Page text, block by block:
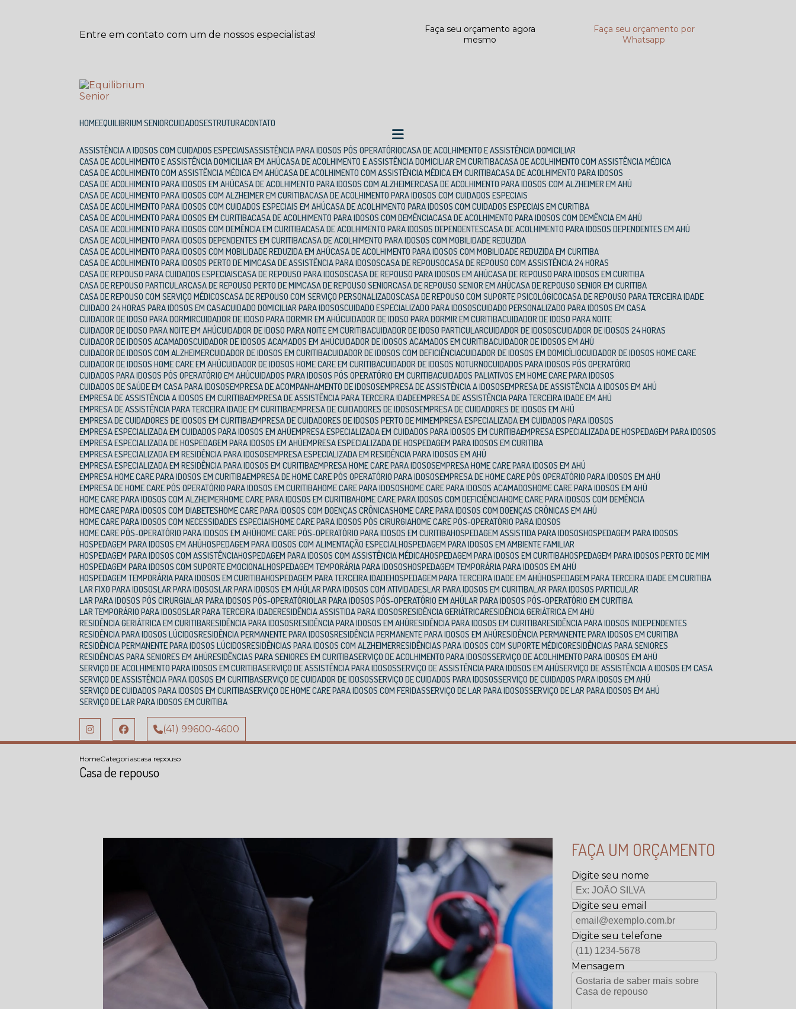
Entre em contato com um de nossos especialistas!
Faça seu orçamento agora
mesmo
Faça seu orçamento por
Whatsapp
HOME EQUILIBRIUM SENIOR CUIDADOS ESTRUTURA CONTATO
ASSISTÊNCIA A IDOSOS COM CUIDADOS ESPECIAIS ASSISTÊNCIA PARA IDOSOS PÓS OPERATÓRIO CASA DE ACOLHIMENTO E ASSISTÊNCIA DOMICILIAR
CASA DE ACOLHIMENTO E ASSISTÊNCIA DOMICILIAR EM AHÚ CASA DE ACOLHIMENTO E ASSISTÊNCIA DOMICILIAR EM CURITIBA CASA DE ACOLHIMENTO COM ASSISTÊNCIA MÉDICA
CASA DE ACOLHIMENTO COM ASSISTÊNCIA MÉDICA EM AHÚ CASA DE ACOLHIMENTO COM ASSISTÊNCIA MÉDICA EM CURITIBA CASA DE ACOLHIMENTO PARA IDOSOS
CASA DE ACOLHIMENTO PARA IDOSOS EM AHÚ CASA DE ACOLHIMENTO PARA IDOSOS COM ALZHEIMER CASA DE ACOLHIMENTO PARA IDOSOS COM ALZHEIMER EM AHÚ
CASA DE ACOLHIMENTO PARA IDOSOS COM ALZHEIMER EM CURITIBA CASA DE ACOLHIMENTO PARA IDOSOS COM CUIDADOS ESPECIAIS
CASA DE ACOLHIMENTO PARA IDOSOS COM CUIDADOS ESPECIAIS EM AHÚ CASA DE ACOLHIMENTO PARA IDOSOS COM CUIDADOS ESPECIAIS EM CURITIBA
CASA DE ACOLHIMENTO PARA IDOSOS EM CURITIBA CASA DE ACOLHIMENTO PARA IDOSOS COM DEMÊNCIA CASA DE ACOLHIMENTO PARA IDOSOS COM DEMÊNCIA EM AHÚ
CASA DE ACOLHIMENTO PARA IDOSOS COM DEMÊNCIA EM CURITIBA CASA DE ACOLHIMENTO PARA IDOSOS DEPENDENTES CASA DE ACOLHIMENTO PARA IDOSOS DEPENDENTES EM AHÚ
CASA DE ACOLHIMENTO PARA IDOSOS DEPENDENTES EM CURITIBA CASA DE ACOLHIMENTO PARA IDOSOS COM MOBILIDADE REDUZIDA
CASA DE ACOLHIMENTO PARA IDOSOS COM MOBILIDADE REDUZIDA EM AHÚ CASA DE ACOLHIMENTO PARA IDOSOS COM MOBILIDADE REDUZIDA EM CURITIBA
CASA DE ACOLHIMENTO PARA IDOSOS PERTO DE MIM CASA DE ASSISTÊNCIA PARA IDOSOS CASA DE REPOUSO CASA DE REPOUSO COM ASSISTÊNCIA 24 HORAS
CASA DE REPOUSO PARA CUIDADOS ESPECIAIS CASA DE REPOUSO PARA IDOSOS CASA DE REPOUSO PARA IDOSOS EM AHÚ CASA DE REPOUSO PARA IDOSOS EM CURITIBA
CASA DE REPOUSO PARTICULAR CASA DE REPOUSO PERTO DE MIM CASA DE REPOUSO SENIOR CASA DE REPOUSO SENIOR EM AHÚ CASA DE REPOUSO SENIOR EM CURITIBA
CASA DE REPOUSO COM SERVIÇO MÉDICOS CASA DE REPOUSO COM SERVIÇO PERSONALIZADOS CASA DE REPOUSO COM SUPORTE PSICOLÓGICO CASA DE REPOUSO PARA TERCEIRA IDADE
CUIDADO 24 HORAS PARA IDOSOS EM CASA CUIDADO DOMICILIAR PARA IDOSOS CUIDADO ESPECIALIZADO PARA IDOSOS CUIDADO PERSONALIZADO PARA IDOSOS EM CASA
CUIDADOR DE IDOSO PARA DORMIR CUIDADOR DE IDOSO PARA DORMIR EM AHÚ CUIDADOR DE IDOSO PARA DORMIR EM CURITIBA CUIDADOR DE IDOSO PARA NOITE
CUIDADOR DE IDOSO PARA NOITE EM AHÚ CUIDADOR DE IDOSO PARA NOITE EM CURITIBA CUIDADOR DE IDOSO PARTICULAR CUIDADOR DE IDOSOS CUIDADOR DE IDOSOS 24 HORAS
CUIDADOR DE IDOSOS ACAMADOS CUIDADOR DE IDOSOS ACAMADOS EM AHÚ CUIDADOR DE IDOSOS ACAMADOS EM CURITIBA CUIDADOR DE IDOSOS EM AHÚ
CUIDADOR DE IDOSOS COM ALZHEIMER CUIDADOR DE IDOSOS EM CURITIBA CUIDADOR DE IDOSOS COM DEFICIÊNCIA CUIDADOR DE IDOSOS EM DOMICÍLIO CUIDADOR DE IDOSOS HOME CARE
CUIDADOR DE IDOSOS HOME CARE EM AHÚ CUIDADOR DE IDOSOS HOME CARE EM CURITIBA CUIDADOR DE IDOSOS NOTURNO CUIDADOS PARA IDOSOS PÓS OPERATÓRIO
CUIDADOS PARA IDOSOS PÓS OPERATÓRIO EM AHÚ CUIDADOS PARA IDOSOS PÓS OPERATÓRIO EM CURITIBA CUIDADOS PALIATIVOS EM HOME CARE PARA IDOSOS
CUIDADOS DE SAÚDE EM CASA PARA IDOSOS EMPRESA DE ACOMPANHAMENTO DE IDOSOS EMPRESA DE ASSISTÊNCIA A IDOSOS EMPRESA DE ASSISTÊNCIA A IDOSOS EM AHÚ
EMPRESA DE ASSISTÊNCIA A IDOSOS EM CURITIBA EMPRESA DE ASSISTÊNCIA PARA TERCEIRA IDADE EMPRESA DE ASSISTÊNCIA PARA TERCEIRA IDADE EM AHÚ
EMPRESA DE ASSISTÊNCIA PARA TERCEIRA IDADE EM CURITIBA EMPRESA DE CUIDADORES DE IDOSOS EMPRESA DE CUIDADORES DE IDOSOS EM AHÚ
EMPRESA DE CUIDADORES DE IDOSOS EM CURITIBA EMPRESA DE CUIDADORES DE IDOSOS PERTO DE MIM EMPRESA ESPECIALIZADA EM CUIDADOS PARA IDOSOS
EMPRESA ESPECIALIZADA EM CUIDADOS PARA IDOSOS EM AHÚ EMPRESA ESPECIALIZADA EM CUIDADOS PARA IDOSOS EM CURITIBA EMPRESA ESPECIALIZADA DE HOSPEDAGEM PARA IDOSOS
EMPRESA ESPECIALIZADA DE HOSPEDAGEM PARA IDOSOS EM AHÚ EMPRESA ESPECIALIZADA DE HOSPEDAGEM PARA IDOSOS EM CURITIBA
EMPRESA ESPECIALIZADA EM RESIDÊNCIA PARA IDOSOS EMPRESA ESPECIALIZADA EM RESIDÊNCIA PARA IDOSOS EM AHÚ
EMPRESA ESPECIALIZADA EM RESIDÊNCIA PARA IDOSOS EM CURITIBA EMPRESA HOME CARE PARA IDOSOS EMPRESA HOME CARE PARA IDOSOS EM AHÚ
EMPRESA HOME CARE PARA IDOSOS EM CURITIBA EMPRESA DE HOME CARE PÓS OPERATÓRIO PARA IDOSOS EMPRESA DE HOME CARE PÓS OPERATÓRIO PARA IDOSOS EM AHÚ
EMPRESA DE HOME CARE PÓS OPERATÓRIO PARA IDOSOS EM CURITIBA HOME CARE PARA IDOSOS HOME CARE PARA IDOSOS ACAMADOS HOME CARE PARA IDOSOS EM AHÚ
HOME CARE PARA IDOSOS COM ALZHEIMER HOME CARE PARA IDOSOS EM CURITIBA HOME CARE PARA IDOSOS COM DEFICIÊNCIA HOME CARE PARA IDOSOS COM DEMÊNCIA
HOME CARE PARA IDOSOS COM DIABETES HOME CARE PARA IDOSOS COM DOENÇAS CRÔNICAS HOME CARE PARA IDOSOS COM DOENÇAS CRÔNICAS EM AHÚ
HOME CARE PARA IDOSOS COM NECESSIDADES ESPECIAIS HOME CARE PARA IDOSOS PÓS CIRURGIA HOME CARE PÓS-OPERATÓRIO PARA IDOSOS
HOME CARE PÓS-OPERATÓRIO PARA IDOSOS EM AHÚ HOME CARE PÓS-OPERATÓRIO PARA IDOSOS EM CURITIBA HOSPEDAGEM ASSISTIDA PARA IDOSOS HOSPEDAGEM PARA IDOSOS
HOSPEDAGEM PARA IDOSOS EM AHÚ HOSPEDAGEM PARA IDOSOS COM ALIMENTAÇÃO ESPECIAL HOSPEDAGEM PARA IDOSOS EM AMBIENTE FAMILIAR
HOSPEDAGEM PARA IDOSOS COM ASSISTÊNCIA HOSPEDAGEM PARA IDOSOS COM ASSISTÊNCIA MÉDICA HOSPEDAGEM PARA IDOSOS EM CURITIBA HOSPEDAGEM PARA IDOSOS PERTO DE MIM
HOSPEDAGEM PARA IDOSOS COM SUPORTE EMOCIONAL HOSPEDAGEM TEMPORÁRIA PARA IDOSOS HOSPEDAGEM TEMPORÁRIA PARA IDOSOS EM AHÚ
HOSPEDAGEM TEMPORÁRIA PARA IDOSOS EM CURITIBA HOSPEDAGEM PARA TERCEIRA IDADE HOSPEDAGEM PARA TERCEIRA IDADE EM AHÚ HOSPEDAGEM PARA TERCEIRA IDADE EM CURITIBA
LAR FIXO PARA IDOSOS LAR PARA IDOSOS LAR PARA IDOSOS EM AHÚ LAR PARA IDOSOS COM ATIVIDADES LAR PARA IDOSOS EM CURITIBA LAR PARA IDOSOS PARTICULAR
LAR PARA IDOSOS PÓS CIRURGIA LAR PARA IDOSOS PÓS-OPERATÓRIO LAR PARA IDOSOS PÓS-OPERATÓRIO EM AHÚ LAR PARA IDOSOS PÓS-OPERATÓRIO EM CURITIBA
LAR TEMPORÁRIO PARA IDOSOS LAR PARA TERCEIRA IDADE RESIDÊNCIA ASSISTIDA PARA IDOSOS RESIDÊNCIA GERIÁTRICA RESIDÊNCIA GERIÁTRICA EM AHÚ
RESIDÊNCIA GERIÁTRICA EM CURITIBA RESIDÊNCIA PARA IDOSOS RESIDÊNCIA PARA IDOSOS EM AHÚ RESIDÊNCIA PARA IDOSOS EM CURITIBA RESIDÊNCIA PARA IDOSOS INDEPENDENTES
RESIDÊNCIA PARA IDOSOS LÚCIDOS RESIDÊNCIA PERMANENTE PARA IDOSOS RESIDÊNCIA PERMANENTE PARA IDOSOS EM AHÚ RESIDÊNCIA PERMANENTE PARA IDOSOS EM CURITIBA
RESIDÊNCIA PERMANENTE PARA IDOSOS LÚCIDOS RESIDÊNCIAS PARA IDOSOS COM ALZHEIMER RESIDÊNCIAS PARA IDOSOS COM SUPORTE MÉDICO RESIDÊNCIAS PARA SENIORES
RESIDÊNCIAS PARA SENIORES EM AHÚ RESIDÊNCIAS PARA SENIORES EM CURITIBA SERVIÇO DE ACOLHIMENTO PARA IDOSOS SERVIÇO DE ACOLHIMENTO PARA IDOSOS EM AHÚ
SERVIÇO DE ACOLHIMENTO PARA IDOSOS EM CURITIBA SERVIÇO DE ASSISTÊNCIA PARA IDOSOS SERVIÇO DE ASSISTÊNCIA PARA IDOSOS EM AHÚ SERVIÇO DE ASSISTÊNCIA A IDOSOS EM CASA
SERVIÇO DE ASSISTÊNCIA PARA IDOSOS EM CURITIBA SERVIÇO DE CUIDADOR DE IDOSOS SERVIÇO DE CUIDADOS PARA IDOSOS SERVIÇO DE CUIDADOS PARA IDOSOS EM AHÚ
SERVIÇO DE CUIDADOS PARA IDOSOS EM CURITIBA SERVIÇO DE HOME CARE PARA IDOSOS COM FERIDAS SERVIÇO DE LAR PARA IDOSOS SERVIÇO DE LAR PARA IDOSOS EM AHÚ
SERVIÇO DE LAR PARA IDOSOS EM CURITIBA
(41) 99600-4600
HomeCategoriascasa repouso
Casa de repouso
FAÇA UM ORÇAMENTO
Digite seu nome
Digite seu email
Digite seu telefone
Mensagem